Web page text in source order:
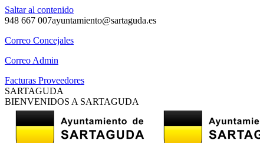
Saltar al contenido
948 667 007ayuntamiento@sartaguda.es
Correo Concejales
Correo Admin
Facturas Proveedores
SARTAGUDA
BIENVENIDOS A SARTAGUDA